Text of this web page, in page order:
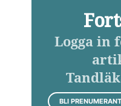
Logga in
BLI PRENUMERANT